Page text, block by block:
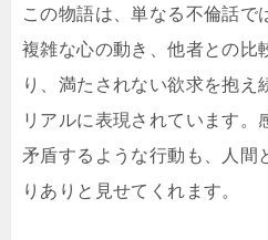
この物語は、単なる不倫話で
複雑な心の動き、他者との比
り、満たされない欲求を抱え
リアルに表現されています。
矛盾するような行動も、人間
りありと見せてくれます。